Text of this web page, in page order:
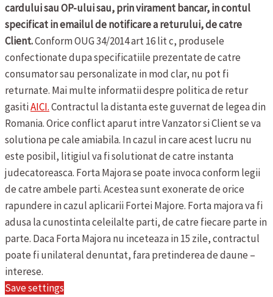
cardului sau OP-ului sau, prin virament bancar, in contul
specificat in emailul de notificare a returului, de catre
Client.Conform OUG 34/2014 art 16 lit c, produsele
confectionate dupa specificatiile prezentate de catre
consumator sau personalizate in mod clar, nu pot fi
returnate. Mai multe informatii despre politica de retur
gasitiAICI.Contractul la distanta este guvernat de legea din
Romania. Orice conflict aparut intre Vanzator si Client se va
solutiona pe cale amiabila. In cazul in care acest lucru nu
este posibil, litigiul va fi solutionat de catre instanta
judecatoreasca. Forta Majora se poate invoca conform legii
de catre ambele parti. Acestea sunt exonerate de orice
rapundere in cazul aplicarii Fortei Majore. Forta majora va fi
adusa la cunostinta celeilalte parti, de catre fiecare parte in
parte. Daca Forta Majora nu inceteaza in 15 zile, contractul
poate fi unilateral denuntat, fara pretinderea de daune –
interese.
Save settings